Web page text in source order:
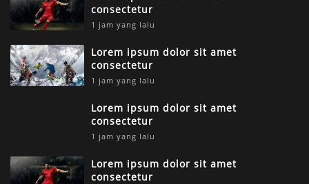
consectetur
1 jam yang lalu
Lorem ipsum dolor sit amet
consectetur
1 jam yang lalu
Lorem ipsum dolor sit amet
consectetur
1 jam yang lalu
Lorem ipsum dolor sit amet
consectetur